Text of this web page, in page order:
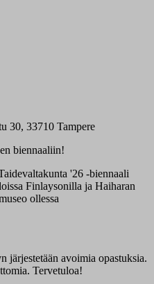
30, 33710 Tampere
biennaaliin!
'26 -biennaali
Finlaysonilla ja Haiharan
ollessa
järjestetään avoimia opastuksia.
Tervetuloa!